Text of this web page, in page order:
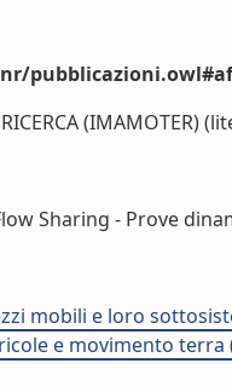
(IMAMOTER)
Sharing - Prove
mobili e loro
e movimento terra